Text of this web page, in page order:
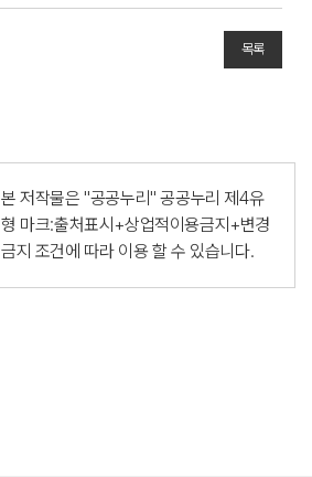
목록
본 저작물은 "공공누리"공공누리 제4유
형 마크:출처표시+상업적이용금지+변경
금지 조건에 따라 이용 할 수 있습니다.